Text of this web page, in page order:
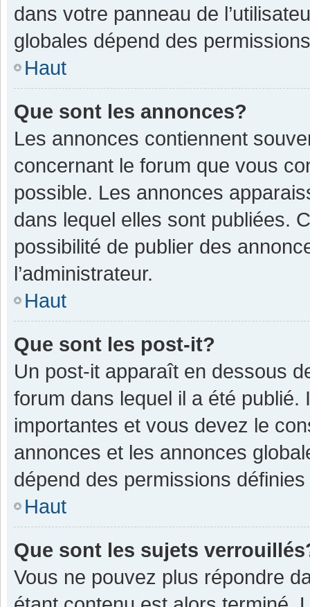
dans votre panneau de
globales dépend des
Haut
Que sont les annonces?
Les annonces contiennent
concernant le forum que vous
possible. Les annonces
dans lequel elles sont publiées.
possibilité de publier des
l’administrateur.
Haut
Que sont les post-it?
Un post-it apparaît en dessous
forum dans lequel il a été
importantes et vous devez le
annonces et les annonces
dépend des permissions définies
Haut
Que sont les sujets
Vous ne pouvez plus répondre